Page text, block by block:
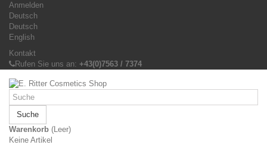
Anmelden
Deutsch
Deutsch
English
Kontakt
Rufen Sie uns an: +43(0)7563 / 7374
Suche
Warenkorb (Leer)
Keine Artikel